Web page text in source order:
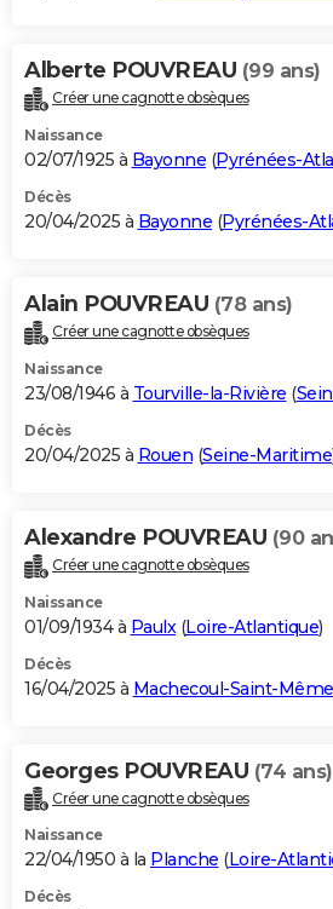
Alberte POUVREAU (99 ans)
Créer une cagnotte obsèques
Naissance
02/07/1925 à Bayonne (Pyrénées-
Décès
20/04/2025 à Bayonne (Pyrénées-
Alain POUVREAU (78 ans)
Créer une cagnotte obsèques
Naissance
23/08/1946 à Tourville-la-Rivière (
Décès
20/04/2025 à Rouen (Seine-Maritime
Alexandre POUVREAU (90
Créer une cagnotte obsèques
Naissance
01/09/1934 à Paulx (Loire-Atlantique)
Décès
16/04/2025 à Machecoul-Saint-Même
Georges POUVREAU (74 ans)
Créer une cagnotte obsèques
Naissance
22/04/1950 à la Planche (Loire-
Décès